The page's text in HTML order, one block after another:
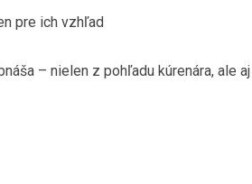
pre ich vzhľad
– nielen z pohľadu kúrenára, ale